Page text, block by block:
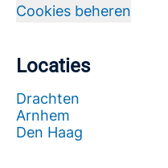
Cookies beheren
Locaties
Drachten
Arnhem
Den Haag